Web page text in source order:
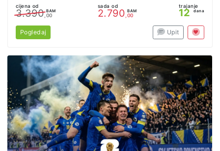
cijena od
3.390 BAM
,00
sada od
2.790 BAM
,00
trajanje
12 dana
Pogledaj Upit